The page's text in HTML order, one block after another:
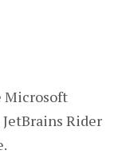
Microsoft
Rider